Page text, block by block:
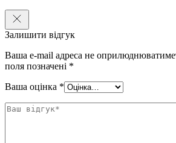
Залишити відгук
Ваша e-mail адреса не
поля позначені *
Ваша оцінка *